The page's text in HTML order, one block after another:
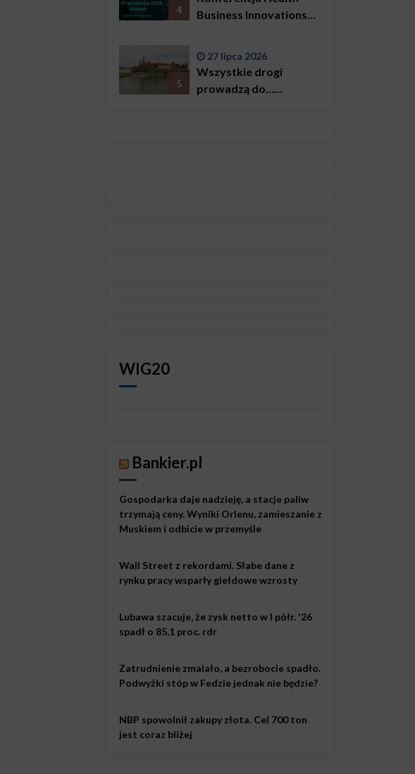
4
Business Innovations
5
27 lipca 2026
Wszystkie drogi
prowadzą do…
WIG20
Bankier.pl
Gospodarka daje nadzieję, a stacje paliw
trzymają ceny. Wyniki Orlenu, zamieszanie z
Muskiem i odbicie w przemyśle
Wall Street z rekordami. Słabe dane z
rynku pracy wsparły giełdowe wzrosty
Lubawa szacuje, że zysk netto w I półr. '26
spadł o 85,1 proc. rdr
Zatrudnienie zmalało, a bezrobocie spadło.
Podwyżki stóp w Fedzie jednak nie będzie?
NBP spowolnił zakupy złota. Cel 700 ton
jest coraz bliżej